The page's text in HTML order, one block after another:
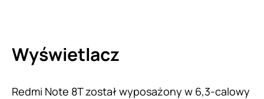
Wyświetlacz
Redmi Note 8T został wyposażony w 6,3-calowy